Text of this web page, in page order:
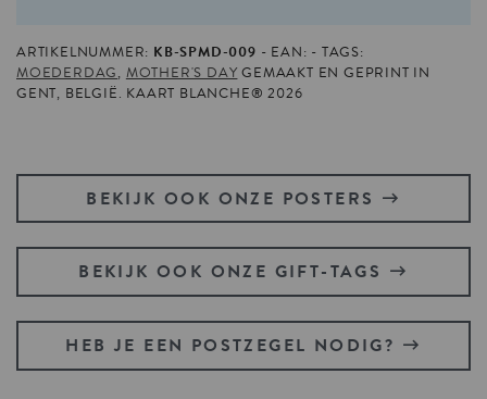
ARTIKELNUMMER: KB-SPMD-009 EAN:
TAGS:
MOEDERDAG, MOTHER'S DAY GEMAAKT EN GEPRINT IN
GENT, BELGIË. KAART BLANCHE® 2026
BEKIJK OOK ONZE POSTERS
BEKIJK OOK ONZE GIFT-TAGS
HEB JE EEN POSTZEGEL NODIG?